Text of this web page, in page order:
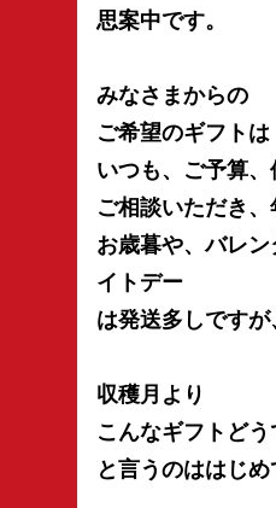
思案中です。
みなさまからの
ご希望のギフトは
いつも、ご予算
ご相談いただき、
お歳暮や、バレ
イトデー
は発送多しですが
収穫月より
こんなギフトどう
と言うのははじ